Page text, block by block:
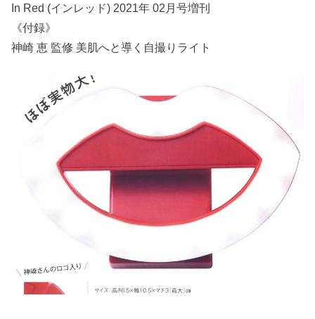
In Red (インレッド) 2021年 02月号増刊
《付録》
神崎 恵 監修 美肌へと導く自撮りライト